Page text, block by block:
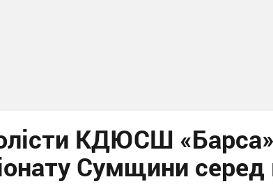
КДЮСШ «Барса»
Сумщини серед